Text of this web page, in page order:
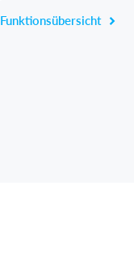
Funktionsübersicht